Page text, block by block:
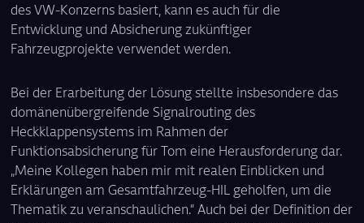
des VW-Konzerns basiert, kann es auch für die
Entwicklung und Absicherung zukünftiger
Fahrzeugprojekte verwendet werden.
Bei der Erarbeitung der Lösung stellte insbesondere das
domänenübergreifende Signalrouting des
Heckklappensystems im Rahmen der
Funktionsabsicherung für Tom eine Herausforderung dar.
„Meine Kollegen haben mir mit realen Einblicken und
Erklärungen am Gesamtfahrzeug-HIL geholfen, um die
Thematik zu veranschaulichen.“ Auch bei der Definition der